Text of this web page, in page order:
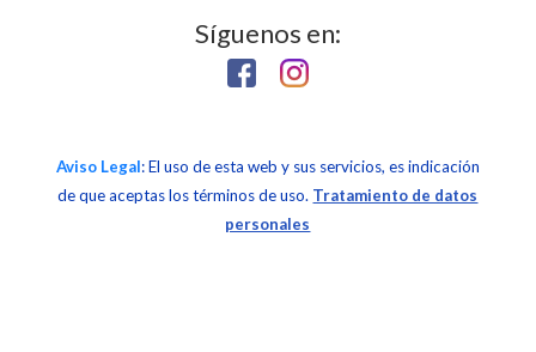
Síguenos en:
Aviso Legal: El uso de esta web y sus servicios, es indicación
de que aceptas los términos de uso. Tratamiento de datos
personales